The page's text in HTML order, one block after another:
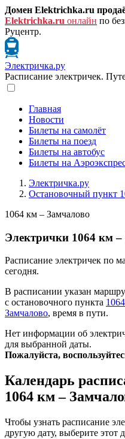
Домен Elektrichka.ru
Elektrichka.ru онлайн по
Руцентр.
Электричка.ру
Расписание электричек.
Главная
Новости
Билеты на самолёт
Билеты на поезд
Билеты на автобус
Билеты на
Электричка.ру
Остановочный пункт
1064 км – Замчалово
Электрички 1064 км –
Расписание электричек по
сегодня.
В расписании указан
с остановочного пункта
Замчалово, время в пути.
Нет информации об
для выбранной даты.
Пожалуйста,
Календарь
1064 км –
Чтобы узнать расписание
другую дату, выберите этот